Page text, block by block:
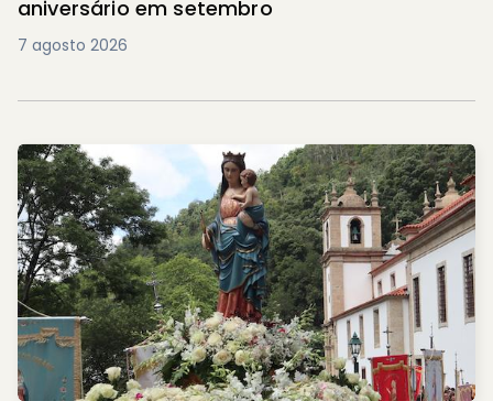
aniversário em setembro
7 agosto 2026